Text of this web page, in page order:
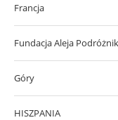
Francja
Fundacja Aleja
Góry
HISZPANIA